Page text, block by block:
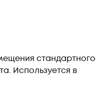
стандартного
Используется в